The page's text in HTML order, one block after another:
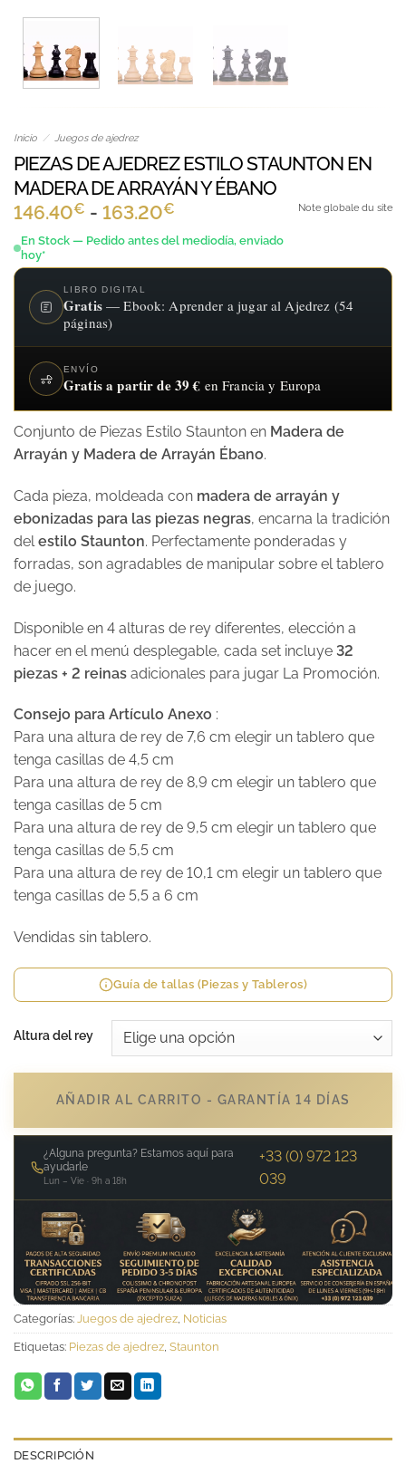
Inicio / Juegos de ajedrez
PIEZAS DE AJEDREZ ESTILO STAUNTON EN
MADERA DE ARRAYÁN Y ÉBANO
146.40€ - 163.20€
de
146.40€
En Stock — Pedido antes del mediodía, enviado
hoy*
Note globale du site
LIBRO DIGITAL
Gratis— Ebook: Aprender a jugar al Ajedrez (54
páginas)
ENVÍO
Gratis a partir de 39 € en Francia y Europa
Conjunto de Piezas Estilo Staunton en Madera de
Arrayán y Madera de Arrayán Ébano.
Cada pieza, moldeada con madera de arrayán y
ebonizadas para las piezas negras, encarna la tradición
del estilo Staunton. Perfectamente ponderadas y
forradas, son agradables de manipular sobre el tablero
de juego.
Disponible en 4 alturas de rey diferentes, elección a
hacer en el menú desplegable, cada set incluye 32
piezas + 2 reinas adicionales para jugar La Promoción.
Consejo para Artículo Anexo :
Para una altura de rey de 7,6 cm elegir un tablero que
tenga casillas de 4,5 cm
Para una altura de rey de 8,9 cm elegir un tablero que
tenga casillas de 5 cm
Para una altura de rey de 9,5 cm elegir un tablero que
tenga casillas de 5,5 cm
Para una altura de rey de 10,1 cm elegir un tablero que
tenga casillas de 5,5 a 6 cm
Vendidas sin tablero.
Guía de tallas (Piezas y Tableros)
Altura del rey
AÑADIR AL CARRITO - GARANTÍA 14 DÍAS
¿Alguna pregunta? Estamos aquí para
ayudarle
Lun – Vie · 9h a 18h
+33 (0) 972 123
039
Categorías: Juegos de ajedrez, Noticias
Etiquetas: Piezas de ajedrez, Staunton
DESCRIPCIÓN